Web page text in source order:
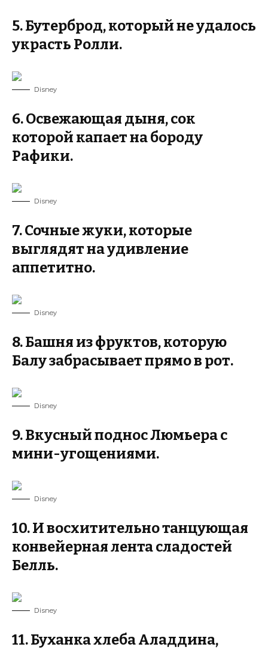
5. Бутерброд, который не удалось
украсть Ролли.
Disney
6. Освежающая дыня, сок
которой капает на бороду
Рафики.
Disney
7. Сочные жуки, которые
выглядят на удивление
аппетитно.
Disney
8. Башня из фруктов, которую
Балу забрасывает прямо в рот.
Disney
9. Вкусный поднос Люмьера с
мини-угощениями.
Disney
10. И восхитительно танцующая
конвейерная лента сладостей
Белль.
Disney
11. Буханка хлеба Аладдина,